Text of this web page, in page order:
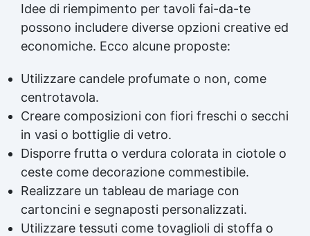
Idee di riempimento per tavoli fai-da-te
possono includere diverse opzioni creative ed
economiche. Ecco alcune proposte:
Utilizzare candele profumate o non, come
centrotavola.
Creare composizioni con fiori freschi o secchi
in vasi o bottiglie di vetro.
Disporre frutta o verdura colorata in ciotole o
ceste come decorazione commestibile.
Realizzare un tableau de mariage con
cartoncini e segnaposti personalizzati.
Utilizzare tessuti come tovaglioli di stoffa o